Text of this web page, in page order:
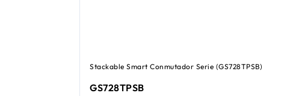
Stackable Smart Conmutador Serie (GS728TPSB)
GS728TPSB